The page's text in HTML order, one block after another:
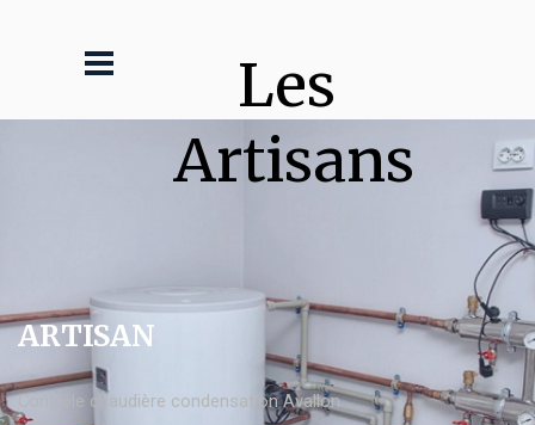
Les
Artisans
ARTISAN
Contrôle chaudière condensation Avallon